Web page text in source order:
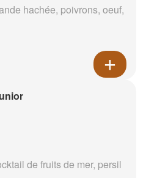
hachée, poivrons, oeuf,
de fruits de mer, persil